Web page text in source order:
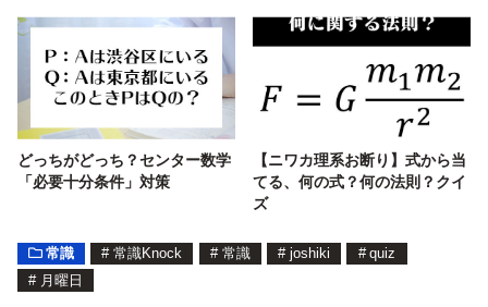
どっちがどっち？センター数学
「必要十分条件」対策
【ニワカ理系お断り】式から当
てる、何の式？何の法則？クイ
ズ
常識 # 常識Knock # 常識 # joshiki # quiz
# 月曜日